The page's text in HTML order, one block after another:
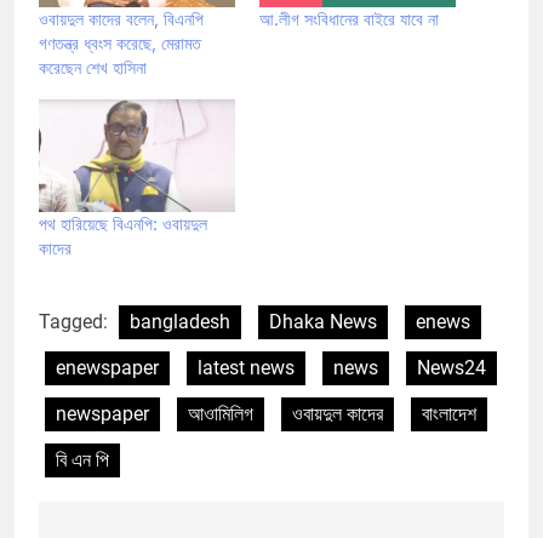
ওবায়দুল কাদের বলেন, বিএনপি
গণতন্ত্র ধ্বংস করেছে, মেরামত
করেছেন শেখ হাসিনা
আ.লীগ সংবিধানের বাইরে যাবে না
পথ হারিয়েছে বিএনপি: ওবায়দুল
কাদের
Tagged: bangladesh Dhaka News
enews
enewspaper
latest news news
News24
newspaper
আওামিলিগ ওবায়দুল কাদের
বাংলাদেশ
বি এন পি